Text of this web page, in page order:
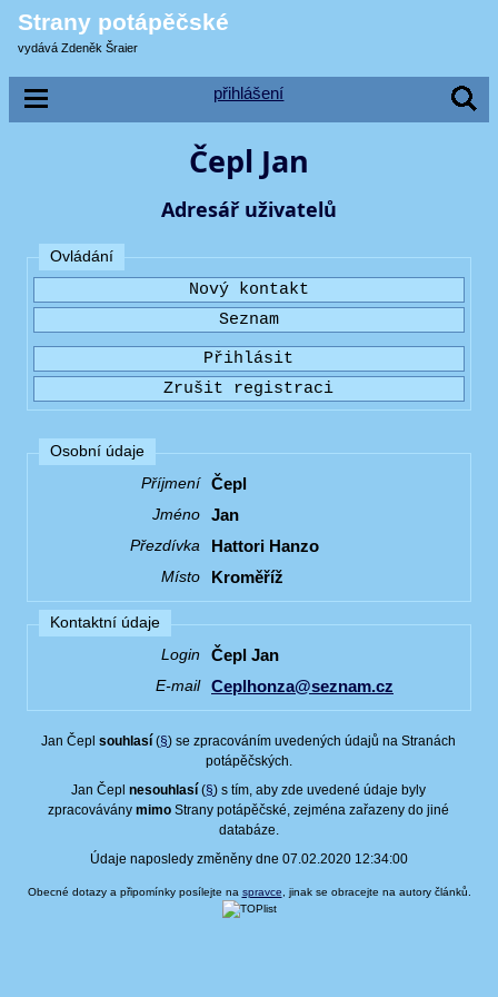
Strany potápěčské
vydává Zdeněk Šraier
přihlášení
Čepl Jan
Adresář uživatelů
Ovládání
Osobní údaje
Příjmení
Čepl
Jméno Jan
Přezdívka Hattori Hanzo
Místo Kroměříž
Kontaktní údaje
Login
Čepl Jan
E-mail Ceplhonza@seznam.cz
Jan Čeplsouhlasí (§) se zpracováním uvedených údajů na Stranách
potápěčských.
Jan Čeplnesouhlasí (§) s tím, aby zde uvedené údaje byly
zpracováványmimo Strany potápěčské, zejména zařazeny do jiné
databáze.
Údaje naposledy změněny dne 07.02.2020 12:34:00
Obecné dotazy a připomínky posílejte na spravce , jinak se obracejte na autory článků.